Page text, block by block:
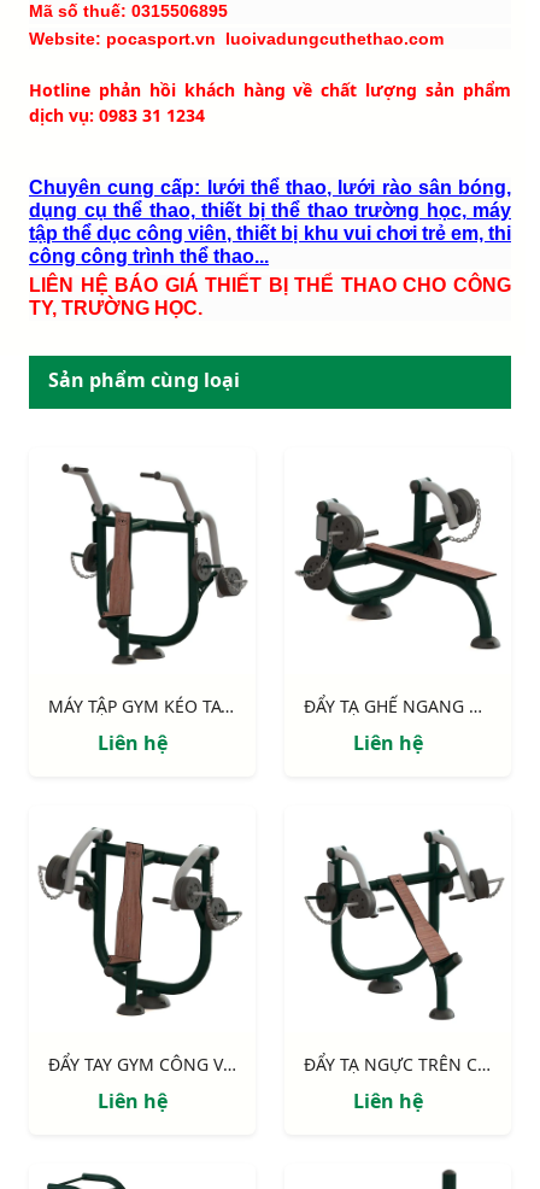
Mã số thuế: 0315506895
Website: pocasport.vn luoivadungcuthethao.com
Hotline phản hồi khách hàng về chất lượng sản phẩm
dịch vụ: 0983 31 1234
Chuyên cung cấp: lưới thể thao, lưới rào sân bóng,
dụng cụ thể thao, thiết bị thể thao trường học, máy
tập thể dục công viên, thiết bị khu vui chơi trẻ em, thi
công công trình thể thao...
LIÊN HỆ BÁO GIÁ THIẾT BỊ THỂ THAO CHO CÔNG
TY, TRƯỜNG HỌC.
Sản phẩm cùng loại
MÁY TẬP GYM KÉO TAY 711113
Liên hệ
ĐẨY TẠ GHẾ NGANG CÔNG VIÊN 711114
Liên hệ
ĐẨY TAY GYM CÔNG VIÊN 711115
Liên hệ
ĐẨY TẠ NGỰC TRÊN CÔNG VIÊN GHẾ NGHIÊNG 711116
Liên hệ